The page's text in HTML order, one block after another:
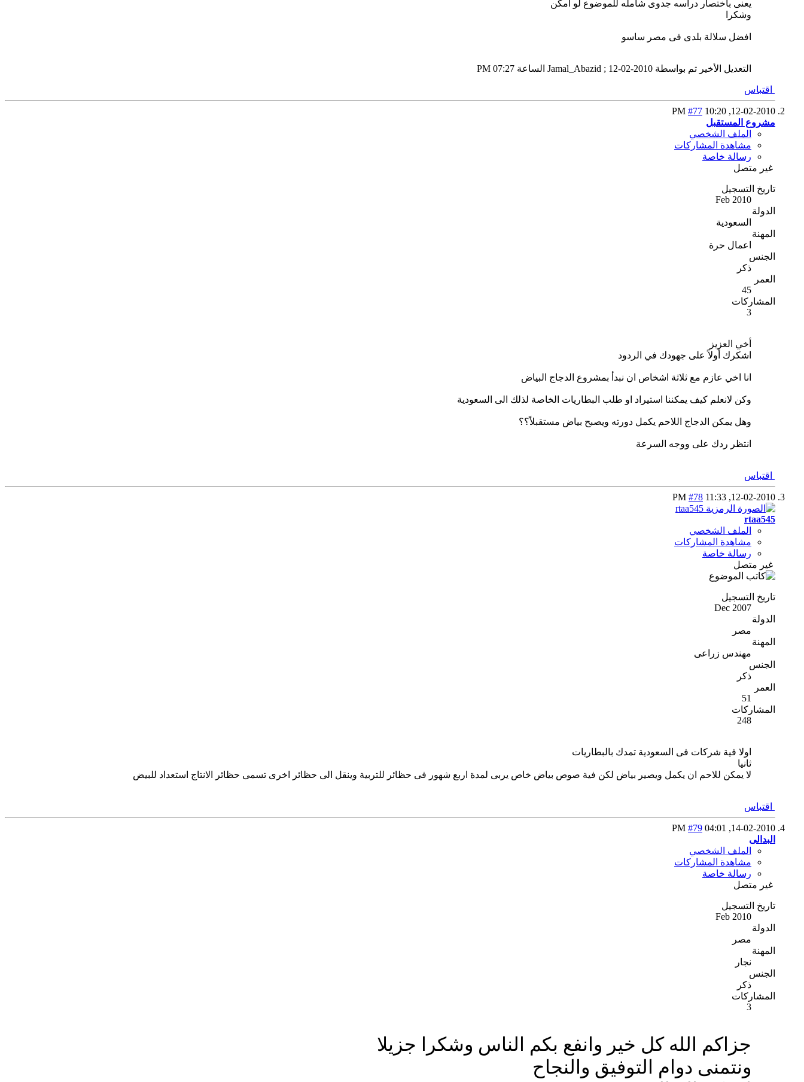
يعنى بأختصار دراسه جدوى شامله للموضوع لو امكن
وشكرا
افضل سلالة بلدى فى مصر ساسو
التعديل الأخير تم بواسطة Jamal_Abazid ; 12-02-2010 الساعة 07:27 PM
اقتباس
12-02-2010,
10:20 PM
#77
مشروع المستقبل
الملف الشخصي
مشاهدة المشاركات
رسالة خاصة
غير متصل
تاريخ التسجيل
Feb 2010
الدولة
السعودية
المهنة
اعمال حرة
الجنس
ذكر
العمر
45
المشاركات
3
أخي العزيز
اشكرك أولاً على جهودك في الردود
انا اخي عازم مع ثلاثة اشخاص ان نبدأ بمشروع الدجاج البياض
وكن لانعلم كيف يمكننا استيراد او طلب البطاريات الخاصة لذلك الى السعودية
وهل يمكن الدجاج اللاحم يكمل دورته ويصبح بياض مستقبلاً؟؟
انتظر ردك على ووجه السرعة
اقتباس
12-02-2010,
11:33 PM
#78
rtaa545
الملف الشخصي
مشاهدة المشاركات
رسالة خاصة
غير متصل
تاريخ التسجيل
Dec 2007
الدولة
مصر
المهنة
مهندس زراعى
الجنس
ذكر
العمر
51
المشاركات
248
اولا فية شركات فى السعودية تمدك بالبطاريات
ثانيا
لا يمكن للاحم ان يكمل ويصير بياض لكن فية صوص بياض خاص يربى لمدة اربع شهور فى حظائر للتربية وينقل الى حظائر اخرى تسمى حظائر الانتاج استعداد للبيض
اقتباس
14-02-2010,
04:01 PM
#79
البدالى
الملف الشخصي
مشاهدة المشاركات
رسالة خاصة
غير متصل
تاريخ التسجيل
Feb 2010
الدولة
مصر
المهنة
نجار
الجنس
ذكر
المشاركات
3
جزاكم الله كل خير وانفع بكم الناس وشكرا جزيلا
ونتمنى دوام التوفيق والنجاح